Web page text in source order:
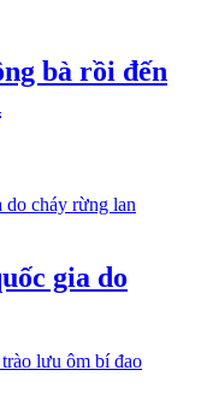
bà rồi đến
gia do